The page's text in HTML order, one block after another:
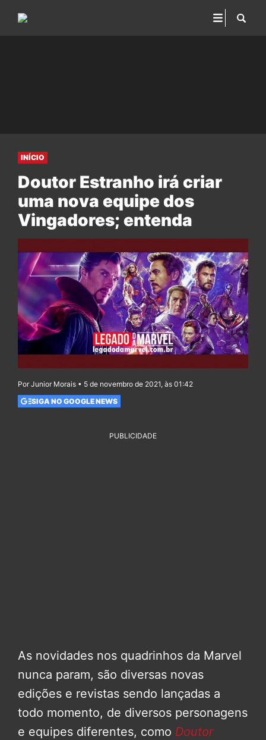
INÍCIO
Doutor Estranho irá criar
uma nova equipe dos
Vingadores; entenda
Por Junior Morais • 5 de novembro de 2021, às 01:42
SIGA NO GOOGLE NEWS
PUBLICIDADE
As novidades nos quadrinhos da Marvel
nunca param, são diversas novas
edições e revistas sendo lançadas a
todo momento, de diversos personagens
e equipes diferentes, como Doutor